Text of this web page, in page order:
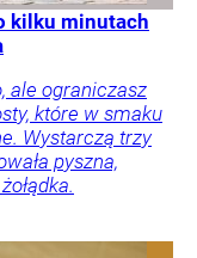
kilku minutach
ale ograniczasz
które w smaku
Wystarczą trzy
pyszna,